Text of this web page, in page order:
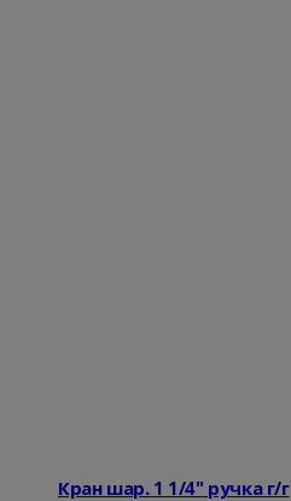
Кран шар. 1 1/4" ручка г/г